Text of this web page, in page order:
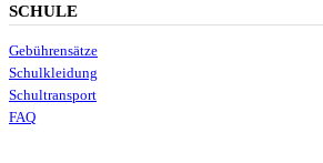
SCHULE
Gebührensätze
Schulkleidung
Schultransport
FAQ